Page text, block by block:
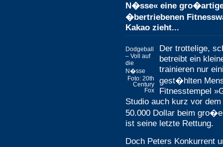
N�sse« eine
�bertriebenen
Kakao zieht...
Dodgeball
– Voll auf
die
N�sse
Foto: 20th
Century
Fox
Der trottelige,
betreibt ein
trainieren nur
gest�hlten
Fitnesstempel
Studio auch kurz vor
50.000 Dollar beim
ist seine letzte Rettung.
Doch Peters Konkurrent